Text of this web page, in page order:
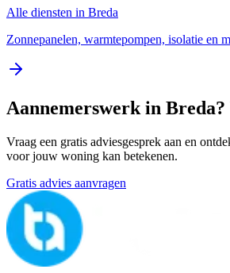
Alle diensten in Breda
Zonnepanelen, warmtepompen, isolatie en
Aannemerswerkin Breda
Vraag een gratis adviesgesprek aan en
voor jouw woning kan betekenen.
Gratis advies aanvragen